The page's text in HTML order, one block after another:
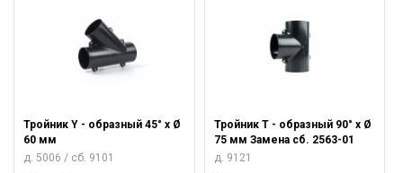
Тройник Y - образный 45° х Ø
60 мм
д. 5006 / сб. 9101
Тройник Т - образный 90° х Ø
75 мм Замена сб. 2563-01
д. 9121